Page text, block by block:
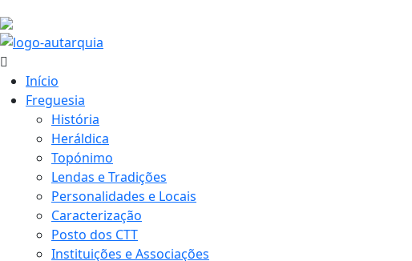
Início
Freguesia
História
Heráldica
Topónimo
Lendas e Tradições
Personalidades e Locais
Caracterização
Posto dos CTT
Instituições e Associações